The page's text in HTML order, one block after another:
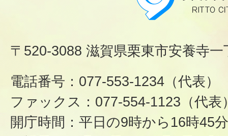
〒520-3088 滋賀県栗東市安養寺
電話番号：077-553-1234（代表）
ファックス：077-554-1123（代表
開庁時間：平日の9時から16時45分